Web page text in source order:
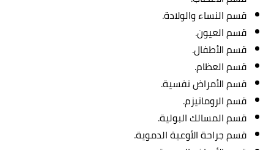
قسم النساء والولادة.
قسم العيون.
قسم الأطفال.
قسم العظام.
قسم الأمراض نفسية.
قسم الروماتيزم.
قسم المسالك البولية.
قسم جراحة الأوعية الدموية.